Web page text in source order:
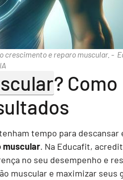
crescimento e reparo muscular. -
? Como
tempo para descansar
muscular. Na Educafit,
no seu desempenho e
muscular e maximizar seus